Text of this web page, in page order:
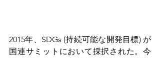
2015年、SDGs (持続可能な開発目標) が
国連サミットにおいて採択された。今